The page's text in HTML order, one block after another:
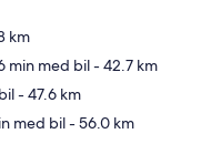
km
min med bil- 42.7 km
- 47.6 km
med bil- 56.0 km